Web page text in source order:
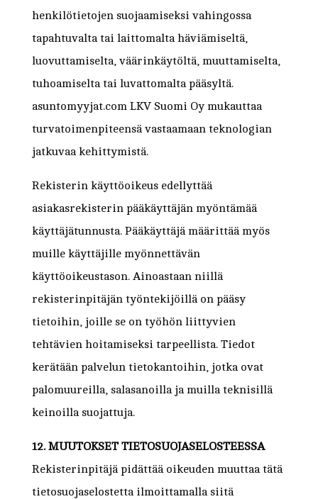
henkilötietojen suojaamiseksi vahingossa
tapahtuvalta tai laittomalta häviämiseltä,
luovuttamiselta, väärinkäytöltä, muuttamiselta,
tuhoamiselta tai luvattomalta pääsyltä.
asuntomyyjat.com LKV Suomi Oy mukauttaa
turvatoimenpiteensä vastaamaan teknologian
jatkuvaa kehittymistä.
Rekisterin käyttöoikeus edellyttää
asiakasrekisterin pääkäyttäjän myöntämää
käyttäjätunnusta. Pääkäyttäjä määrittää myös
muille käyttäjille myönnettävän
käyttöoikeustason. Ainoastaan niillä
rekisterinpitäjän työntekijöillä on pääsy
tietoihin, joille se on työhön liittyvien
tehtävien hoitamiseksi tarpeellista. Tiedot
kerätään palvelun tietokantoihin, jotka ovat
palomuureilla, salasanoilla ja muilla teknisillä
keinoilla suojattuja.
12. MUUTOKSET TIETOSUOJASELOSTEESSA
Rekisterinpitäjä pidättää oikeuden muuttaa tätä
tietosuojaselostetta ilmoittamalla siitä